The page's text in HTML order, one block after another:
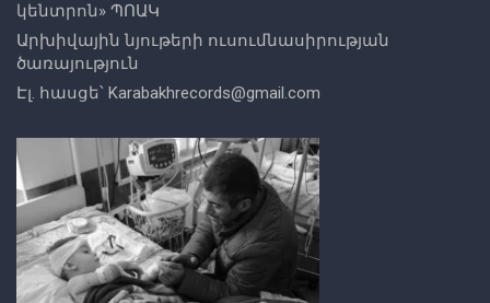
կենտրոն» ՊՈԱԿ
Արխիվային նյութերի ուսումնասիրության
ծառայություն
Էլ. հասցե՝ Karabakhrecords@gmail.com